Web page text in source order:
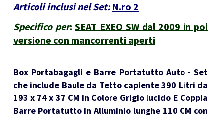
Articoli inclusi nel Set: N.ro 2
Specifico per: SEAT EXEO SW dal 2009 in poi
versione con mancorrenti aperti
Box Portabagagli e Barre Portatutto Auto - Set
che include Baule da Tetto capiente 390 Litri da
193 x 74 x 37 CM in Colore Grigio lucido E Coppia
Barre Portatutto in Alluminio lunghe 110 CM con